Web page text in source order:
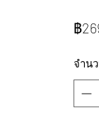
฿
จำน